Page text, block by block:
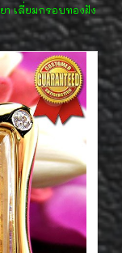
เลี่ยมกรอบทองฝัง